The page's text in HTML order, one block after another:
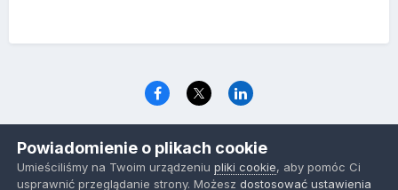
www.optymalizacja.com
Powered by Invision Community
Powiadomienie o plikach cookie
Umieściliśmy na Twoim urządzeniupliki cookie, aby pomóc Ci
usprawnić przeglądanie strony. Możeszdostosować ustawienia